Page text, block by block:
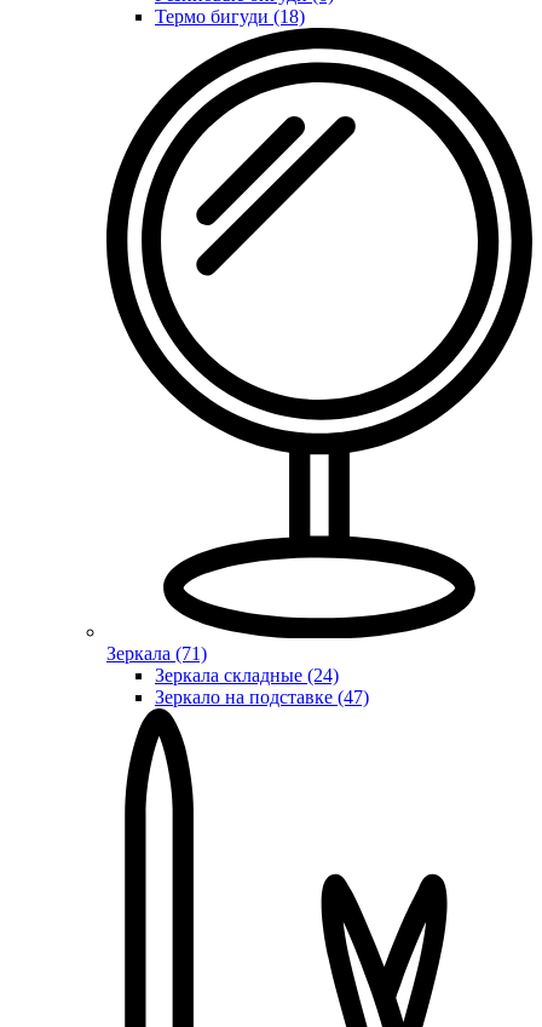
Термо бигуди (18)
Зеркала (71)
Зеркала складные (24)
Зеркало на подставке (47)